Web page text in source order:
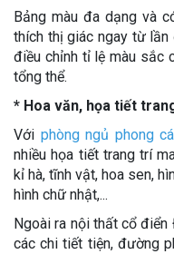
Bảng màu đa dạng và
thích thị giác ngay từ
điều chỉnh tỉ lệ màu sắc
tổng thể.
* Hoa văn, họa tiết
Với phòng ngủ phong
nhiều họa tiết trang trí
kỉ hà, tĩnh vật, hoa sen,
hình chữ nhật,...
Ngoài ra nội thất cổ
các chi tiết tiện, đường